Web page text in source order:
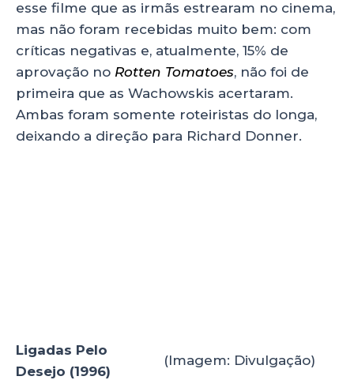
esse filme que as irmãs estrearam no cinema,
mas não foram recebidas muito bem: com
críticas negativas e, atualmente, 15% de
aprovação no Rotten Tomatoes, não foi de
primeira que as Wachowskis acertaram.
Ambas foram somente roteiristas do longa,
deixando a direção para Richard Donner.
(Imagem: Divulgação)
Ligadas Pelo
Desejo (1996)